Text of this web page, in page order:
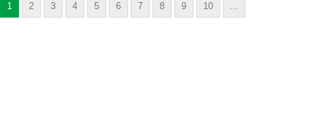
1 2 3 4 5 6 7 8 9 10 ...